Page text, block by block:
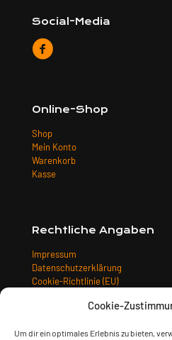
Cookie-
Um dir ein optimales Erlebnis zu bieten,
Social-Media
Online-Shop
Shop
Mein Konto
Warenkorb
Kasse
Rechtliche Angaben
Impressum
Datenschutzerklärung
Cookie-Richtlinie (EU)
Widerrufsbelehrung
Zahlungsarten